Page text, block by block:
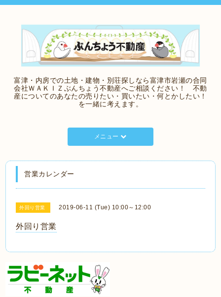
富津・内房での土地・建物・別荘探しなら富津市岩瀬の合同
会社ＷＡＫＩＺぶんちょう不動産へご相談ください！ 不動
産についてのあなたの売りたい・買いたい・何とかしたい！
を一緒に考えます。
メニュー
営業カレンダー
外回り営業 2019-06-11 (Tue) 10:00～12:00
外回り営業